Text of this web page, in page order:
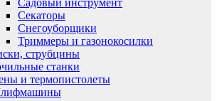
Садовый инструмент
Секаторы
Снегоуборщики
Триммеры и газонокосилки
струбцины
станки
и термопистолеты